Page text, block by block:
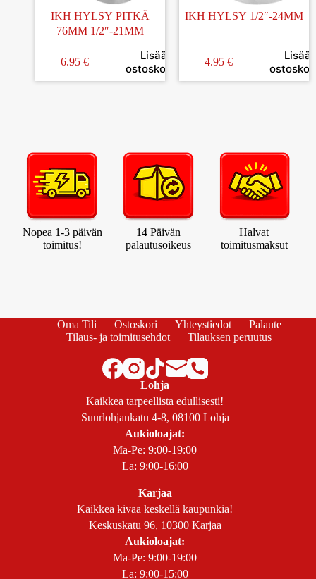
IKH HYLSY PITKÄ
76MM 1/2″-21MM
6.95 €
Lisää
ostoskoriin
IKH HYLSY 1/2″-24MM
4.95 €
Lisää
Nopea 1-3 päivän
toimitus!
14 Päivän
palautusoikeus
Halvat
toimitusmaksut
Oma Tili Ostoskori Yhteystiedot
Palaute
Tilaus- ja toimitusehdot
Tilauksen peruutus
Lohja
Kaikkea tarpeellista edullisesti!
Suurlohjankatu 4-8, 08100 Lohja
Aukioloajat:
Ma-Pe: 9:00-19:00
La: 9:00-16:00
Karjaa
Kaikkea kivaa keskellä kaupunkia!
Keskuskatu 96, 10300 Karjaa
Aukioloajat:
Ma-Pe: 9:00-19:00
La: 9:00-15:00